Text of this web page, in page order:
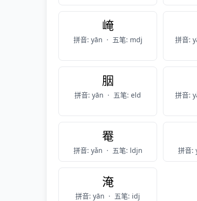
崦
拼音: yān · 五笔: mdj 拼音:
胭
拼音: yān · 五笔: eld 拼音:
罨
拼音: yǎn · 五笔: ldjn 拼音:
淹
拼音: yān · 五笔: idj